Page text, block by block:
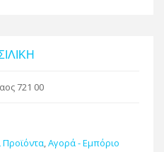
721 00
Προϊόντα,Αγορά - Εμπόριο